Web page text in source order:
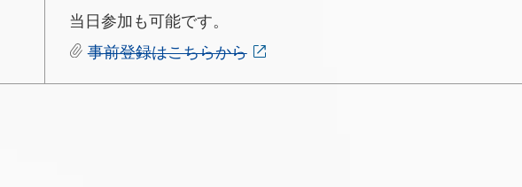
当日参加も可能です。
事前登録はこちらから